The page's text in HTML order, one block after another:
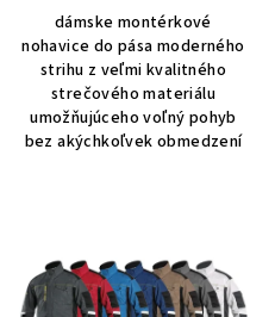
dámske montérkové
nohavice do pása moderného
strihu z veľmi kvalitného
strečového materiálu
umožňujúceho voľný pohyb
bez akýchkoľvek obmedzení